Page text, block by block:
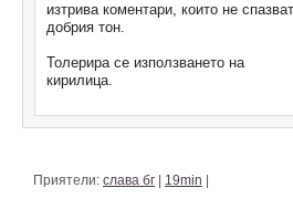
изтрива коментари, които не спазват
добрия тон.
Толерира се използването на
кирилица.
Приятели: слава бг | 19min |